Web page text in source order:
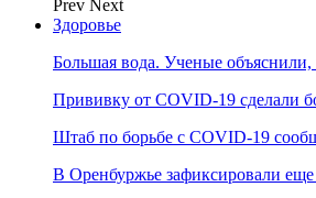
Prev Next
Здоровье
Большая вода. Ученые
Прививку от COVID-19 сделали
Штаб по борьбе с СOVID-19
В Оренбуржье зафиксировали